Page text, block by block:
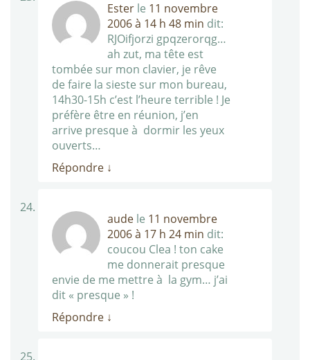
Ester le 11 novembre
2006 à 14 h 48 min dit:
RJOifjorzi gpqzerorqg…
ah zut, ma tête est
tombée sur mon clavier, je rêve
de faire la sieste sur mon bureau,
14h30-15h c’est l’heure terrible ! Je
préfère être en réunion, j’en
arrive presque à dormir les yeux
ouverts…
Répondre ↓
aude le 11 novembre
2006 à 17 h 24 min dit:
coucou Clea ! ton cake
me donnerait presque
envie de me mettre à la gym… j’ai
dit « presque » !
Répondre ↓